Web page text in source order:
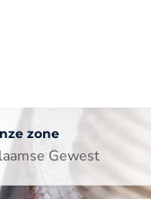
zone
Gewest